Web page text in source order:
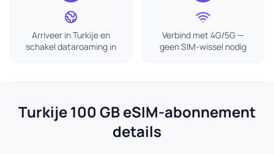
Arriveer in Turkije en
schakel dataroaming in
Verbind met 4G/5G —
geen SIM-wissel nodig
Turkije 100 GB eSIM-abonnement
details